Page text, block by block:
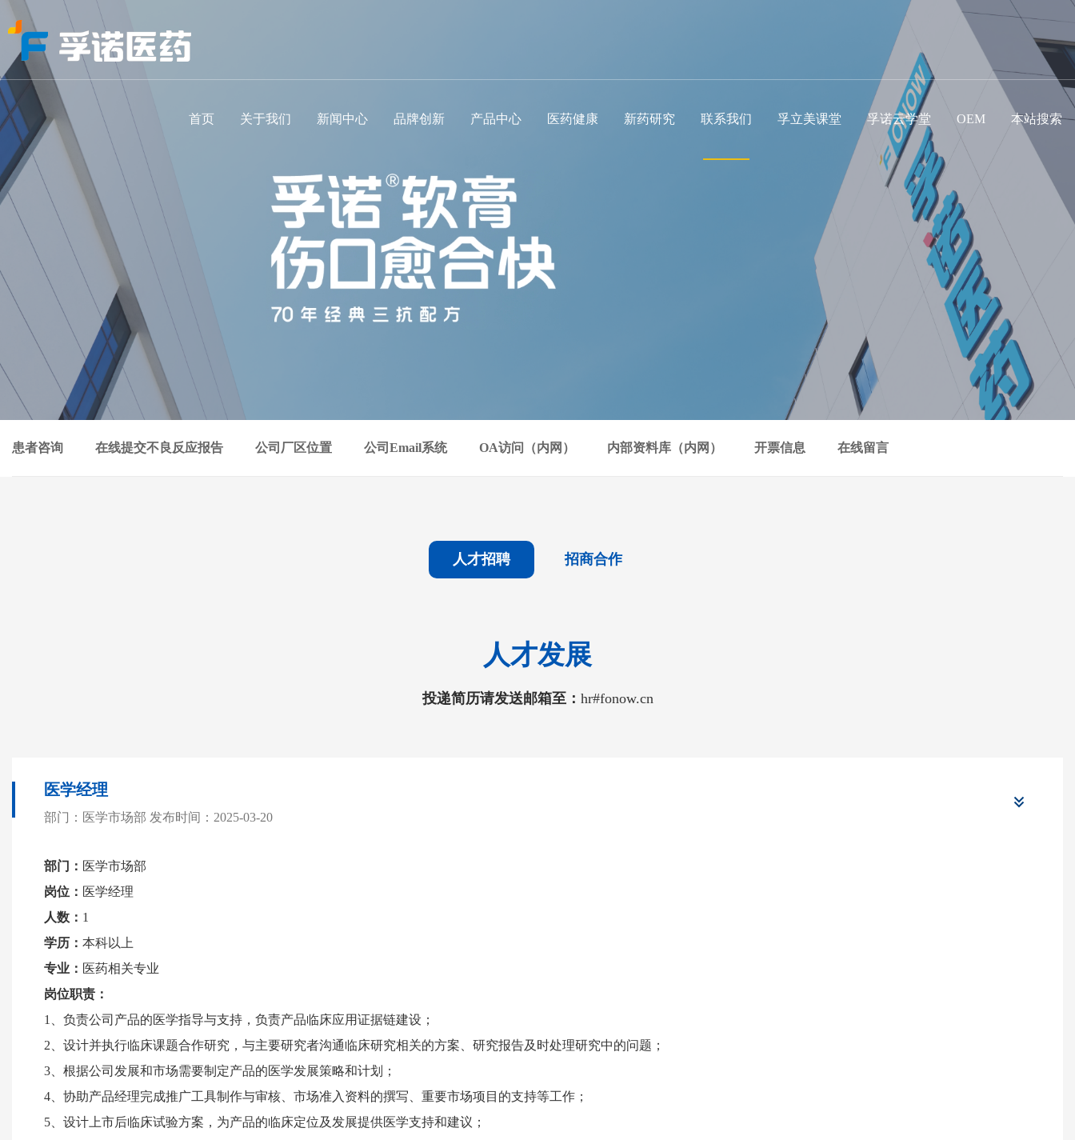
首页 关于我们 新闻中心 品牌创新 产品中心 医药健康 新药研究 联系我们 孚立美课堂 孚诺云学堂 OEM 本站搜索
患者咨询 在线提交不良反应报告 公司厂区位置 公司Email系统 OA访问（内网） 内部资料库（内网） 开票信息 在线留言
人才招聘 招商合作
人才发展
投递简历请发送邮箱至： hr#fonow.cn
医学经理
部门：医学市场部 发布时间：2025-03-20
部门： 医学市场部
岗位： 医学经理
人数： 1
学历： 本科以上
专业： 医药相关专业
岗位职责：
1、负责公司产品的医学指导与支持，负责产品临床应用证据链建设；
2、设计并执行临床课题合作研究，与主要研究者沟通临床研究相关的方案、研究报告及时处理研究中的问题；
3、根据公司发展和市场需要制定产品的医学发展策略和计划；
4、协助产品经理完成推广工具制作与审核、市场准入资料的撰写、重要市场项目的支持等工作；
5、设计上市后临床试验方案，为产品的临床定位及发展提供医学支持和建议；